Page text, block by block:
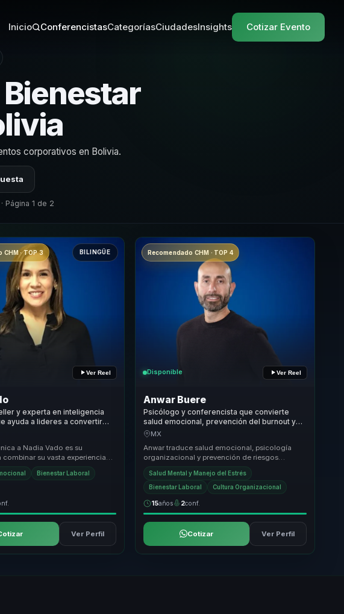
Inicio ConferencistasCategoríasCiudadesInsights Cotizar Evento
corporativos en Bolivia.
Página 1 de 2
CHM · TOP 3 BILINGÜE
Ver Reel
y experta en inteligencia
ayuda a lideres a convertir
en productividad y
a Nadia Vado es su
combinar su vasta experiencia
emocional con un enfoque
Bienestar Laboral
Ver Perfil
Recomendado CHM · TOP 4
Disponible Ver Reel
Anwar Buere
Psicólogo y conferencista que convierte
salud emocional, prevención del burnout y
NOM-035 en culturas de trabajo más
MX
Anwar traduce salud emocional, psicología
organizacional y prevención de riesgos
psicosociales en conversaciones útiles para
empresas. Ay...
Salud Mental y Manejo del Estrés
Bienestar Laboral Cultura Organizacional
15años 2conf.
Cotizar Ver Perfil